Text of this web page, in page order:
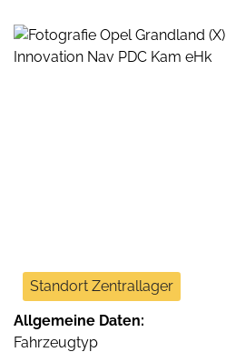
Standort Zentrallager
Allgemeine Daten:
Fahrzeugtyp